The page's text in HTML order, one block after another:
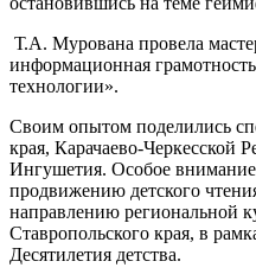
Т.А. Мурована провела
информационная
технологии».
Своим опытом поделились
края, Карачаево-Черкесской
Ингушетия. Особое
продвижению детского
направлению региональной
Ставропольского края, в
Десятилетия детства.